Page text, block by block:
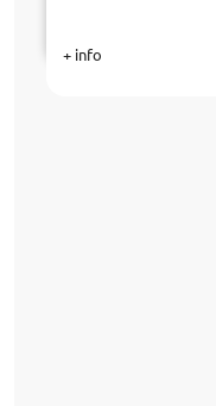
+ info